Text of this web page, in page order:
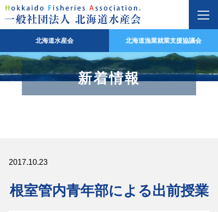
北海道水産会 北海道漁業就業支援協議会
新着情報
2017.10.23
根室管内青年部による出前授業